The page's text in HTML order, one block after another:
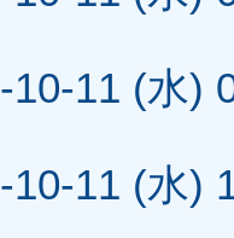
10-11 (水)
10-11 (水)